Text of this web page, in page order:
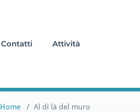
Contatti Attività
Home / Al di là del muro